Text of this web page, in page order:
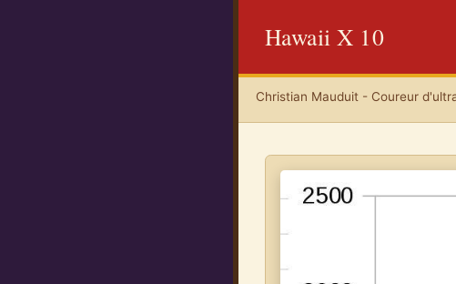
Hawaii X 10
Christian Mauduit - Coureur